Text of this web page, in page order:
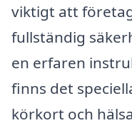
viktigt att
fullständig
en erfaren
finns det
körkort och